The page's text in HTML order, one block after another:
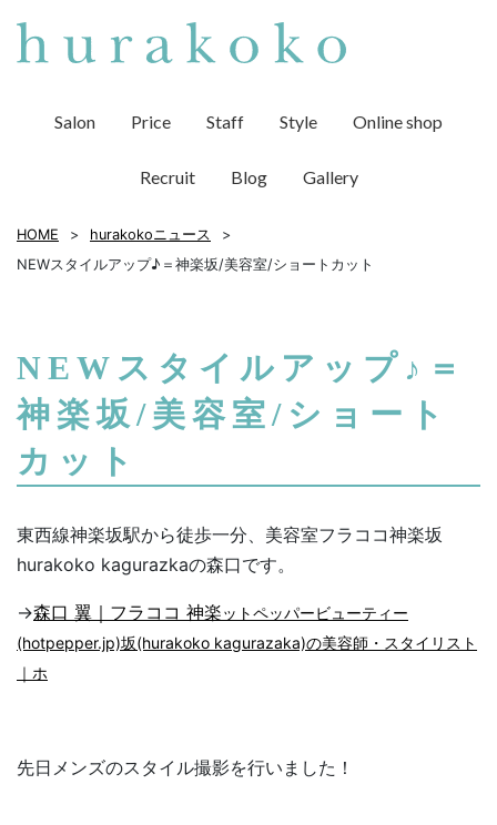
Salon Price Staff Style Online shop
Recruit Blog Gallery
HOME
hurakokoニュース
NEWスタイルアップ♪＝神楽坂/美容室/ショートカット
NEWスタイルアップ♪＝
神楽坂/美容室/ショート
カット
東西線神楽坂駅から徒歩一分、美容室フラココ神楽坂
hurakoko kagurazkaの森口です。
→森口 翼｜フラココ 神楽ットペッパービューティー
(hotpepper.jp)坂(hurakoko kagurazaka)の美容師・スタイリスト
｜ホ
先日メンズのスタイル撮影を行いました！